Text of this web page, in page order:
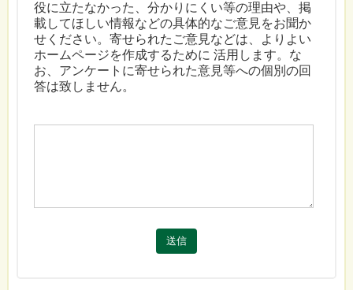
役に立たなかった、分かりにくい等の理由や、掲
載してほしい情報などの具体的なご意見をお聞か
せください。寄せられたご意見などは、よりよい
ホームページを作成するために 活用します。な
お、アンケートに寄せられた意見等への個別の回
答は致しません。
送信